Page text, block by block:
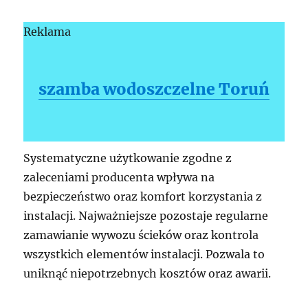
Reklama
szamba wodoszczelne Toruń
Systematyczne użytkowanie zgodne z
zaleceniami producenta wpływa na
bezpieczeństwo oraz komfort korzystania z
instalacji. Najważniejsze pozostaje regularne
zamawianie wywozu ścieków oraz kontrola
wszystkich elementów instalacji. Pozwala to
uniknąć niepotrzebnych kosztów oraz awarii.